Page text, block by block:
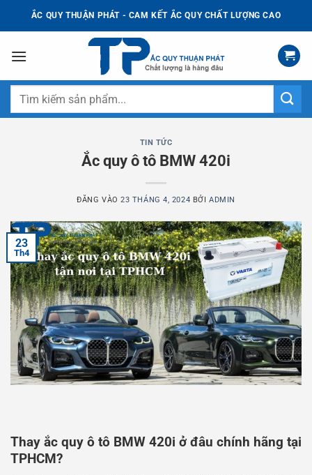
dung
ẮC QUY THUẬN PHÁT - CAM KẾT ẮC QUY CHẤT LƯỢNG CAO
Tìm
TIN TỨC
Ắc quy ô tô BMW 420i
ĐĂNG VÀO23 THÁNG 4, 2024 BỞI ADMIN
23
Th4
Thay ắc quy ô tô BMW 420i ở đâu chính hãng tại
TPHCM?